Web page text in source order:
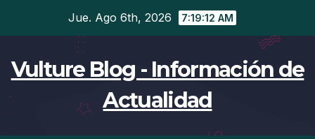
Jue. Ago 6th, 2026 7:19:13 AM
Vulture Blog - Información de
Actualidad